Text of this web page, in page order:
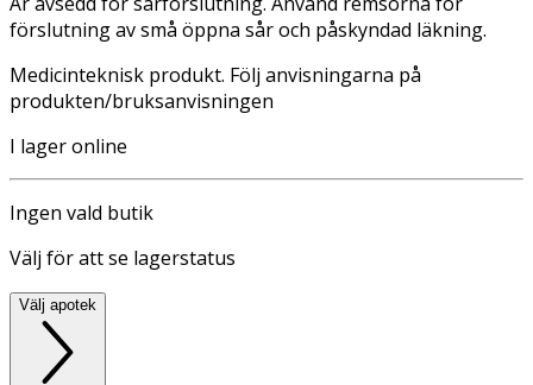
förslutning av små öppna sår och påskyndad läkning.
Medicinteknisk produkt. Följ anvisningarna på
produkten/bruksanvisningen
I lager online
Ingen vald butik
Välj för att se lagerstatus
Välj apotek